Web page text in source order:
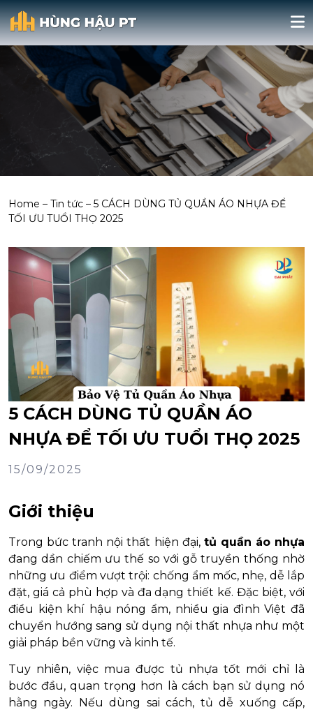
Home – Tin tức – 5 CÁCH DÙNG TỦ QUẦN ÁO NHỰA ĐỂ
TỐI ƯU TUỔI THỌ 2025
5 CÁCH DÙNG TỦ QUẦN ÁO
NHỰA ĐỂ TỐI ƯU TUỔI THỌ 2025
15/09/2025
Giới thiệu
Trong bức tranh nội thất hiện đại, tủ quần áo nhựa
đang dần chiếm ưu thế so với gỗ truyền thống nhờ
những ưu điểm vượt trội: chống ẩm mốc, nhẹ, dễ lắp
đặt, giá cả phù hợp và đa dạng thiết kế. Đặc biệt, với
điều kiện khí hậu nóng ẩm, nhiều gia đình Việt đã
chuyển hướng sang sử dụng nội thất nhựa như một
giải pháp bền vững và kinh tế.
Tuy nhiên, việc mua được tủ nhựa tốt mới chỉ là
bước đầu, quan trọng hơn là cách bạn sử dụng nó
hằng ngày. Nếu dùng sai cách, tủ dễ xuống cấp,